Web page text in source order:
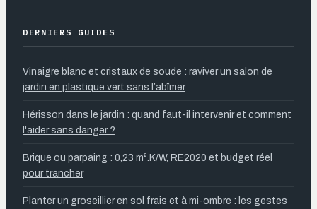
DERNIERS GUIDES
Vinaigre blanc et cristaux de soude : raviver un salon de
jardin en plastique vert sans l’abîmer
Hérisson dans le jardin : quand faut-il intervenir et comment
l'aider sans danger ?
Brique ou parpaing : 0,23 m².K/W, RE2020 et budget réel
pour trancher
Planter un groseillier en sol frais et à mi-ombre : les gestes